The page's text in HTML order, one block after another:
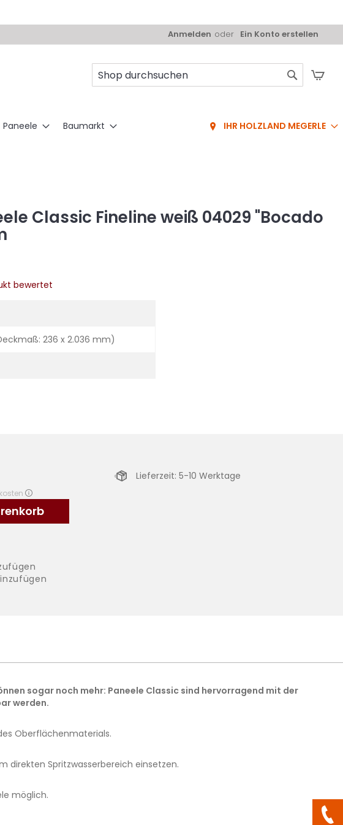
Anmelden Ein Konto erstellen
Paneele Baumarkt IHR HOLZLAND MEGERLE
Classic Fineline weiß 04029 "Bocado
bewertet
236 x 2.036 mm)
Lieferzeit: 5-10 Werktage
sogar noch mehr: Paneele Classic sind hervorragend mit der
werden.
Oberflächenmaterials.
direkten Spritzwasserbereich einsetzen.
möglich.